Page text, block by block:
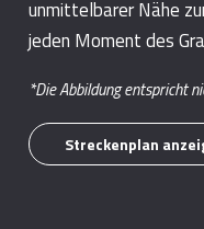
unmittelbarer Nähe
jeden Moment des
*Die Abbildung entspricht
Streckenplan